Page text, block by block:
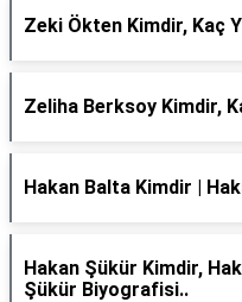
Zeki Ökten Kimdir, Kaç
Zeliha Berksoy Kimdir,
Hakan Balta Kimdir |
Hakan Şükür Kimdir,
Şükür Biyografisi..